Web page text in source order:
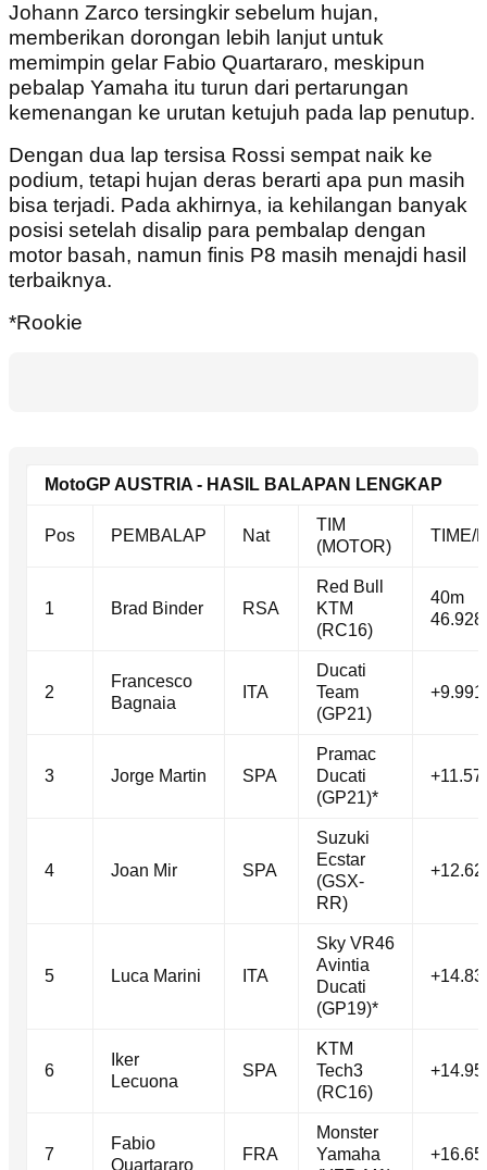
Johann Zarco tersingkir sebelum hujan,
memberikan dorongan lebih lanjut untuk
memimpin gelar Fabio Quartararo, meskipun
pebalap Yamaha itu turun dari pertarungan
kemenangan ke urutan ketujuh pada lap penutup.
Dengan dua lap tersisa Rossi sempat naik ke
podium, tetapi hujan deras berarti apa pun masih
bisa terjadi. Pada akhirnya, ia kehilangan banyak
posisi setelah disalip para pembalap dengan
motor basah, namun finis P8 masih menajdi hasil
terbaiknya.
*Rookie
MotoGP AUSTRIA - HASIL BALAPAN LENGKAP
Pos PEMBALAP Nat
TIM
(MOTOR)
TIME/
1 Brad Binder RSA
Red Bull
KTM
(RC16)
40m
2
Francesco
Bagnaia
ITA
Ducati
Team
(GP21)
3 Jorge Martin SPA
Pramac
Ducati
(GP21)*
4 Joan Mir SPA
Suzuki
Ecstar
(GSX-
RR)
5 Luca Marini ITA
Sky VR46
Avintia
Ducati
(GP19)*
6
Iker
Lecuona
SPA
KTM
Tech3
(RC16)
7
Fabio
Quartararo
FRA
Monster
Yamaha